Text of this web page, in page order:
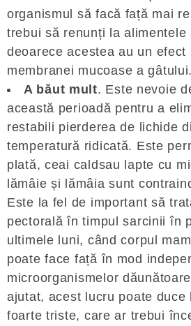
organismul să facă față mai
trebui să renunți la alimentele
deoarece acestea au un efect
membranei mucoase a gâtului.
A băut mult. Este nevoie
această perioadă pentru a
restabili pierderea de lichide
temperatură ridicată. Este
plată, ceai caldsau lapte cu
lămâie și lămâia sunt
Este la fel de important să
pectorală în timpul sarcinii în
ultimele luni, când corpul
poate face față în mod
microorganismelor
ajutat, acest lucru poate duce
foarte triste, care ar trebui